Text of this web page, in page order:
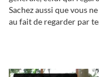
Sachez aussi que vous
au fait de regarder par